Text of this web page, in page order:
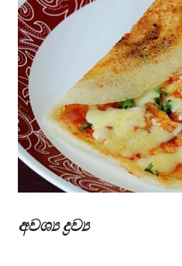
අවශ්‍ය ද්‍රව්‍ය